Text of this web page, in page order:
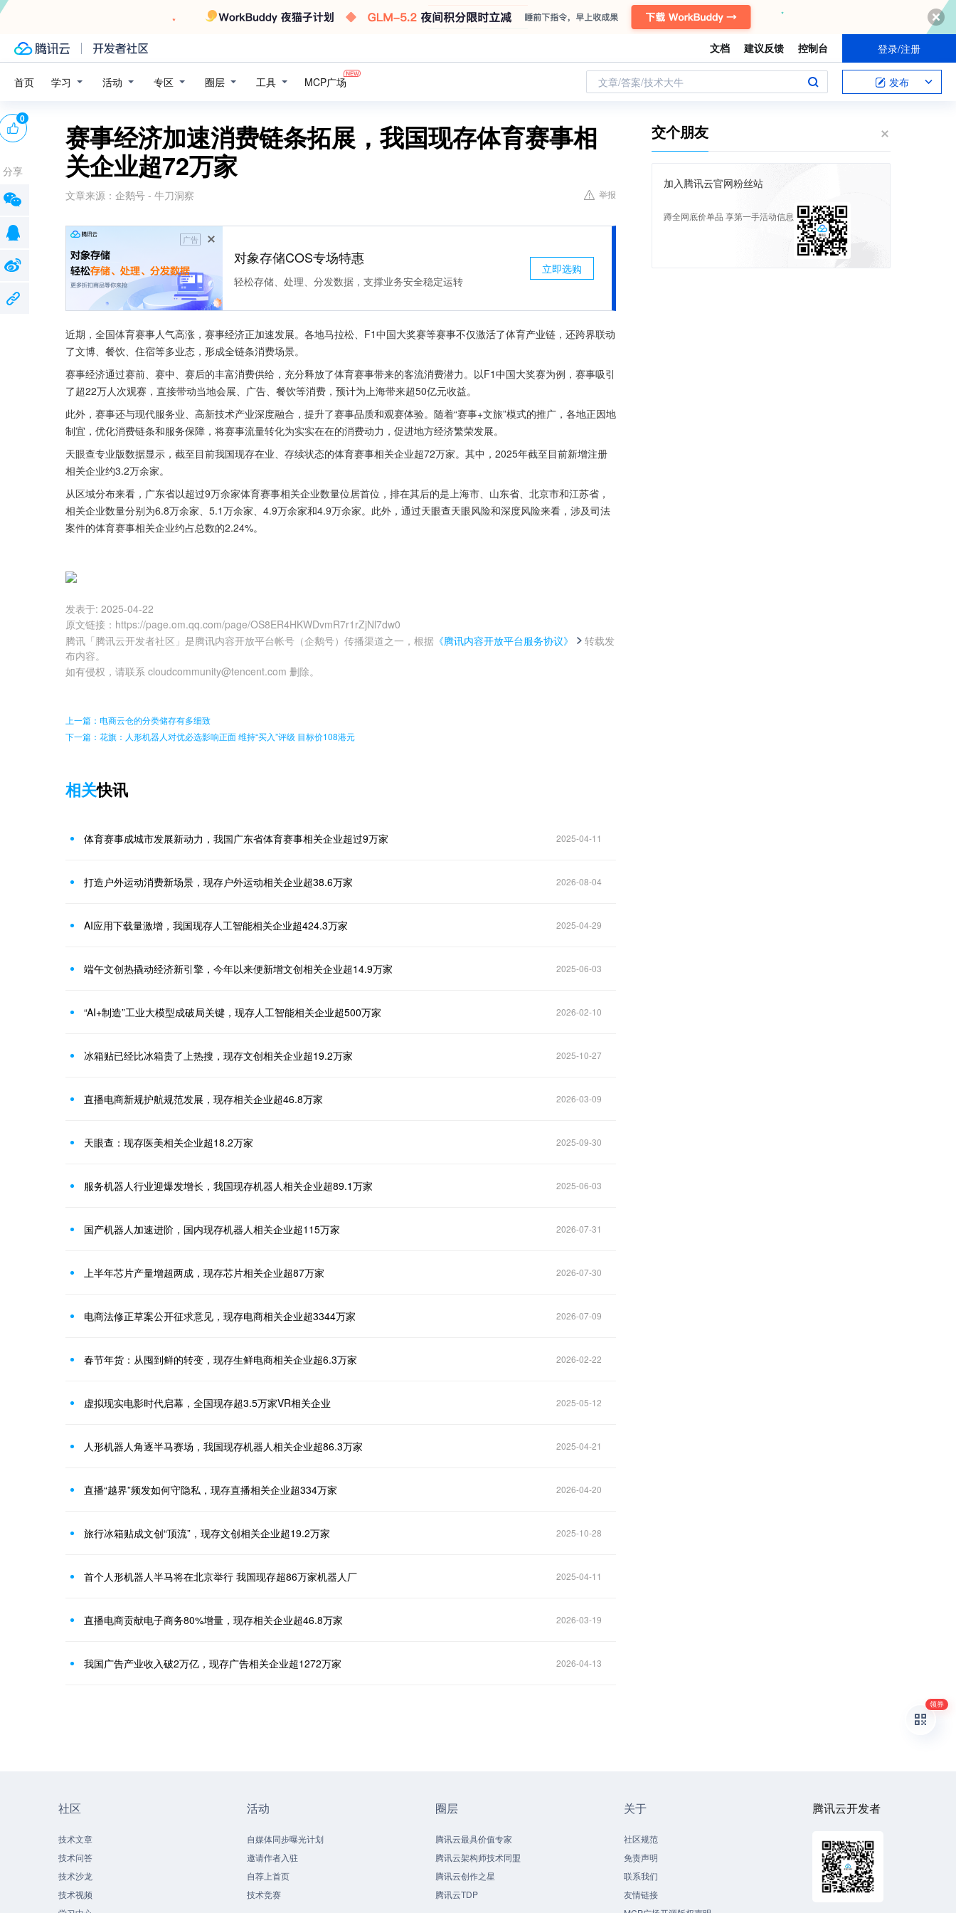
文档 建议反馈 控制台 登录/注册
首页 学习 活动 专区 圈层 工具 MCP广场 文章/答案/技术大牛 发布
赛事经济加速消费链条拓展，我国现存体育赛事相
关企业超72万家
文章来源： 企鹅号 - 牛刀洞察 举报
广告
对象存储COS专场特惠
轻松存储、处理、分发数据，支撑业务安全稳定运转
立即选购
近期，全国体育赛事人气高涨，赛事经济正加速发展。各地马拉松、F1中国大奖赛等赛事不仅激活了体育产业链，还跨界联动
了文博、餐饮、住宿等多业态，形成全链条消费场景。
赛事经济通过赛前、赛中、赛后的丰富消费供给，充分释放了体育赛事带来的客流消费潜力。以F1中国大奖赛为例，赛事吸引
了超22万人次观赛，直接带动当地会展、广告、餐饮等消费，预计为上海带来超50亿元收益。
此外，赛事还与现代服务业、高新技术产业深度融合，提升了赛事品质和观赛体验。随着“赛事+文旅”模式的推广，各地正因地
制宜，优化消费链条和服务保障，将赛事流量转化为实实在在的消费动力，促进地方经济繁荣发展。
天眼查专业版数据显示，截至目前我国现存在业、存续状态的体育赛事相关企业超72万家。其中，2025年截至目前新增注册
相关企业约3.2万余家。
从区域分布来看，广东省以超过9万余家体育赛事相关企业数量位居首位，排在其后的是上海市、山东省、北京市和江苏省，
相关企业数量分别为6.8万余家、5.1万余家、4.9万余家和4.9万余家。此外，通过天眼查天眼风险和深度风险来看，涉及司法
案件的体育赛事相关企业约占总数的2.24%。
发表于: 2025-04-22
原文链接 ： https://page.om.qq.com/page/OS8ER4HKWDvmR7r1rZjNl7dw0
腾讯「腾讯云开发者社区」是腾讯内容开放平台帐号（企鹅号）传播渠道之一，根据 《腾讯内容开放平台服务协议》
转载发
布内容。
如有侵权，请联系 cloudcommunity@tencent.com 删除。
0
分享
上一篇：电商云仓的分类储存有多细致
下一篇：花旗：人形机器人对优必选影响正面 维持“买入”评级 目标价108港元
相关快讯
体育赛事成城市发展新动力，我国广东省体育赛事相关企业超过9万家 2025-04-11
打造户外运动消费新场景，现存户外运动相关企业超38.6万家 2026-08-04
AI应用下载量激增，我国现存人工智能相关企业超424.3万家 2025-04-29
端午文创热撬动经济新引擎，今年以来便新增文创相关企业超14.9万家 2025-06-03
“AI+制造”工业大模型成破局关键，现存人工智能相关企业超500万家 2026-02-10
冰箱贴已经比冰箱贵了上热搜，现存文创相关企业超19.2万家 2025-10-27
直播电商新规护航规范发展，现存相关企业超46.8万家 2026-03-09
天眼查：现存医美相关企业超18.2万家 2025-09-30
服务机器人行业迎爆发增长，我国现存机器人相关企业超89.1万家 2025-06-03
国产机器人加速进阶‌，国内现存机器人相关企业超115万家 2026-07-31
上半年芯片产量增超两成‌，现存芯片相关企业超87万家 2026-07-30
电商法修正草案公开征求意见‌，现存电商相关企业超3344万家 2026-07-09
春节年货：从囤到鲜的转变，现存生鲜电商相关企业超6.3万家 2026-02-22
虚拟现实电影时代启幕，全国现存超3.5万家VR相关企业 2025-05-12
人形机器人角逐半马赛场，我国现存机器人相关企业超86.3万家 2025-04-21
直播“越界”频发如何守隐私，现存直播相关企业超334万家 2026-04-20
旅行冰箱贴成文创“顶流”，现存文创相关企业超19.2万家 2025-10-28
首个人形机器人半马将在北京举行 我国现存超86万家机器人厂 2025-04-11
直播电商贡献电子商务80%增量，现存相关企业超46.8万家 2026-03-19
我国广告产业收入破2万亿，现存广告相关企业超1272万家 2026-04-13
交个朋友
加入腾讯云官网粉丝站
蹲全网底价单品 享第一手活动信息
社区
技术文章
技术问答
技术沙龙
技术视频
活动
自媒体同步曝光计划
邀请作者入驻
自荐上首页
技术竞赛
圈层
腾讯云最具价值专家
腾讯云架构师技术同盟
腾讯云创作之星
腾讯云TDP
关于
社区规范
免责声明
联系我们
友情链接
腾讯云开发者
领券